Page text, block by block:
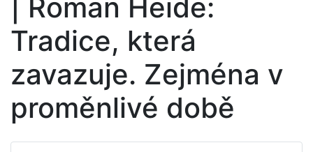
| Roman Heide:
Tradice, která
zavazuje. Zejména v
proměnlivé době